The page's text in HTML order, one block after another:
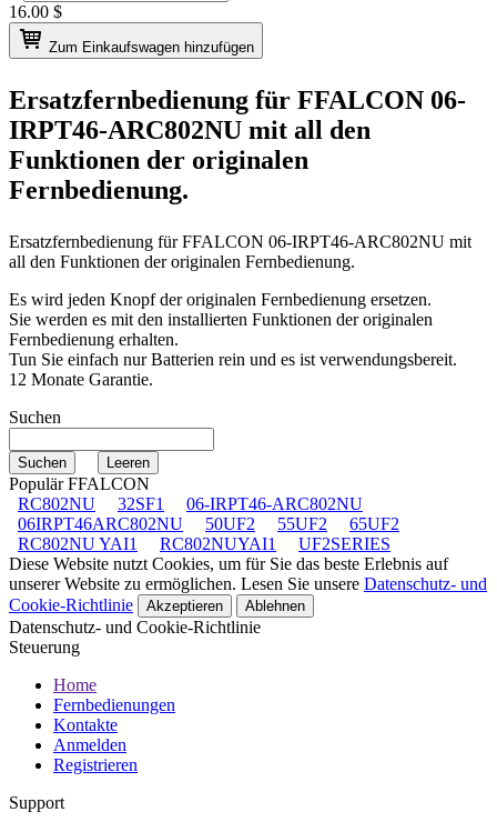
16.00 $
Zum Einkaufswagen hinzufügen
Ersatzfernbedienung für FFALCON 06-
IRPT46-ARC802NU mit all den
Funktionen der originalen
Fernbedienung.
Ersatzfernbedienung fürFFALCON 06-IRPT46-ARC802NU mit
all den Funktionen der originalen Fernbedienung.
Es wird jeden Knopf der originalen Fernbedienung ersetzen.
Sie werden es mit den installierten Funktionen der originalen
Fernbedienung erhalten.
Tun Sie einfach nur Batterien rein und es ist verwendungsbereit.
12 Monate Garantie.
Suchen
Populär FFALCON
RC802NU
32SF1
06-IRPT46-ARC802NU
06IRPT46ARC802NU
50UF2 55UF2
65UF2
RC802NU YAI1
RC802NUYAI1
UF2SERIES
Diese Website nutzt Cookies, um für Sie das beste Erlebnis auf
unserer Website zu ermöglichen. Lesen Sie unsere Datenschutz- und
Cookie-Richtlinie
Akzeptieren Ablehnen
Datenschutz- und Cookie-Richtlinie
Steuerung
Home
Fernbedienungen
Kontakte
Anmelden
Registrieren
Support